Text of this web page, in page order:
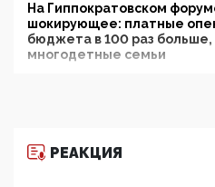
На Гиппократовском
шокирующее: платные
бюджета в 100 раз
многодетные семьи
11:53, 09 Июня 2026
РЕАКЦИЯ